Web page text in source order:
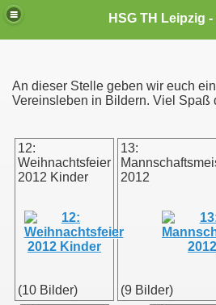
An dieser Stelle geben wir euch
Vereinsleben in Bildern. Viel Spaß
12:
Weihnachtsfeier
2012 Kinder
(10 Bilder)
13:
2012
(9 Bilder)